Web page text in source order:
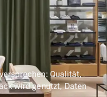
Qualität,
wird genutzt, Daten